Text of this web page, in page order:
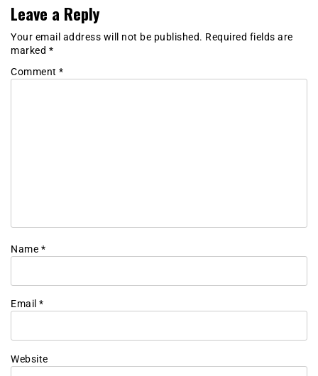
Leave a Reply
Your email address will not be published. Required fields are
marked *
Comment *
Name *
Email *
Website